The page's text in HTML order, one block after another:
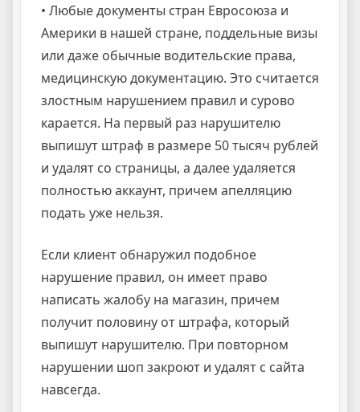
• Любые документы стран Евросоюза и
Америки в нашей стране, поддельные визы
или даже обычные водительские права,
медицинскую документацию. Это считается
злостным нарушением правил и сурово
карается. На первый раз нарушителю
выпишут штраф в размере 50 тысяч рублей
и удалят со страницы, а далее удаляется
полностью аккаунт, причем апелляцию
подать уже нельзя.
Если клиент обнаружил подобное
нарушение правил, он имеет право
написать жалобу на магазин, причем
получит половину от штрафа, который
выпишут нарушителю. При повторном
нарушении шоп закроют и удалят с сайта
навсегда.